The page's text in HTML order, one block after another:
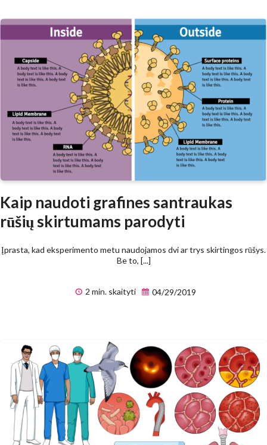
Kaip naudoti grafines santraukas
rūšių skirtumams parodyti
Įprasta, kad eksperimento metu naudojamos dvi ar trys skirtingos rūšys.
Be to, [...]
2 min. skaityti 04/29/2019